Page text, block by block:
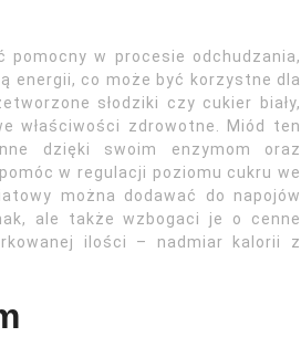
pomocny w procesie odchudzania,
energii, co może być korzystne dla
słodziki czy cukier biały,
właściwości zdrowotne. Miód ten
dzięki swoim enzymom oraz
w regulacji poziomu cukru we
można dodawać do napojów
ale także wzbogaci je o cenne
ilości – nadmiar kalorii z